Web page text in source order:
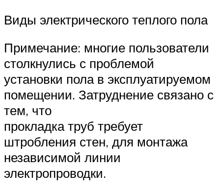
Виды электрического теплого пола
Примечание: многие пользователи
столкнулись с проблемой
установки пола в эксплуатируемом
помещении. Затруднение связано с
тем, что
прокладка труб требует
штробления стен, для монтажа
независимой линии
электропроводки.